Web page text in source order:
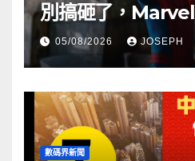
別搞砸了，Marvel
05/08/2026 JOSEPH
數碼界新聞